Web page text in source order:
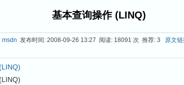
基本查询操作 (LINQ)
msdn 发布时间: 2008-09-26 13:27 阅读: 18091 次 推荐: 3 原文链